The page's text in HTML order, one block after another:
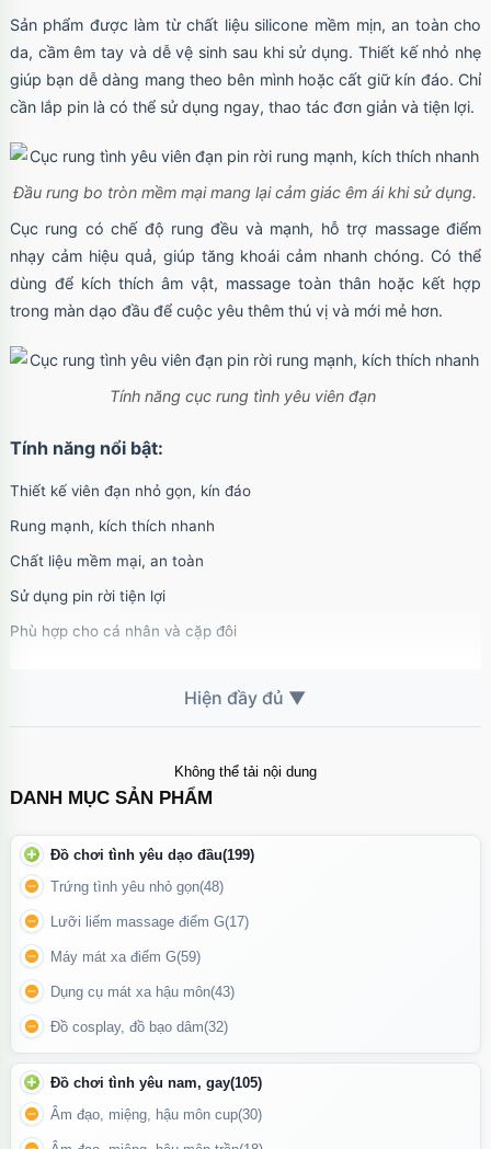
Sản phẩm được làm từ chất liệu silicone mềm mịn, an toàn cho
da, cầm êm tay và dễ vệ sinh sau khi sử dụng. Thiết kế nhỏ nhẹ
giúp bạn dễ dàng mang theo bên mình hoặc cất giữ kín đáo. Chỉ
cần lắp pin là có thể sử dụng ngay, thao tác đơn giản và tiện lợi.
Đầu rung bo tròn mềm mại mang lại cảm giác êm ái khi sử dụng.
Cục rung có chế độ rung đều và mạnh, hỗ trợ massage điểm
nhạy cảm hiệu quả, giúp tăng khoái cảm nhanh chóng. Có thể
dùng để kích thích âm vật, massage toàn thân hoặc kết hợp
trong màn dạo đầu để cuộc yêu thêm thú vị và mới mẻ hơn.
Tính năng cục rung tình yêu viên đạn
Tính năng nổi bật:
Thiết kế viên đạn nhỏ gọn, kín đáo
Rung mạnh, kích thích nhanh
Chất liệu mềm mại, an toàn
Sử dụng pin rời tiện lợi
Phù hợp cho cá nhân và cặp đôi
Sau khi sử dụng nên vệ sinh sạch bằng nước ấm hoặc dung dịch
vệ sinh sextoy chuyên dụng, lau khô và cất nơi thoáng mát.
Tháo pin ra khi không sử dụng trong thời gian dài để tăng tuổi
thọ sản phẩm.
Kích thước đường kính cục rung tình yêu
Update gần nhất lúc 05:04:42 30/07/2026
Không thể tải nội dung
DANH MỤC SẢN PHẨM
Đồ chơi tình yêu dạo đầu(199)
Trứng tình yêu nhỏ gọn(48)
Lưỡi liếm massage điểm G(17)
Máy mát xa điểm G(59)
Dụng cụ mát xa hậu môn(43)
Đồ cosplay, đồ bạo dâm(32)
Đồ chơi tình yêu nam, gay(105)
Âm đạo, miệng, hậu môn cup(30)